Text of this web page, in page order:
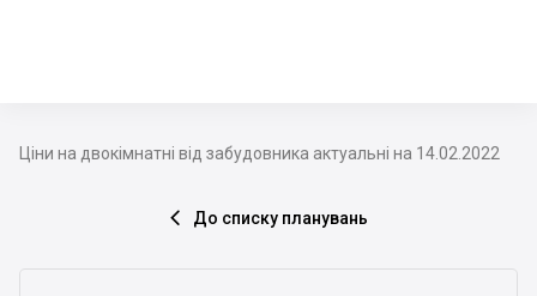
Ціни на двокімнатні від забудовника актуальні на 14.02.2022
 До списку планувань